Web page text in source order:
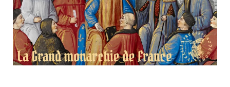
selon
saint
Thomas
d'Aquin